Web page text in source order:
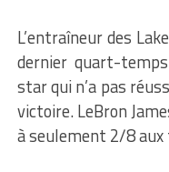
L’entraîneur des
dernier quart-
star qui n’a pas
victoire. LeBron
à seulement 2/8